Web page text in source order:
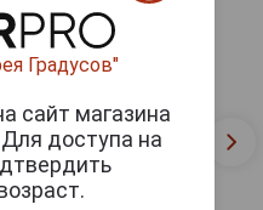
Градусов"
сайт магазина
Для доступа на